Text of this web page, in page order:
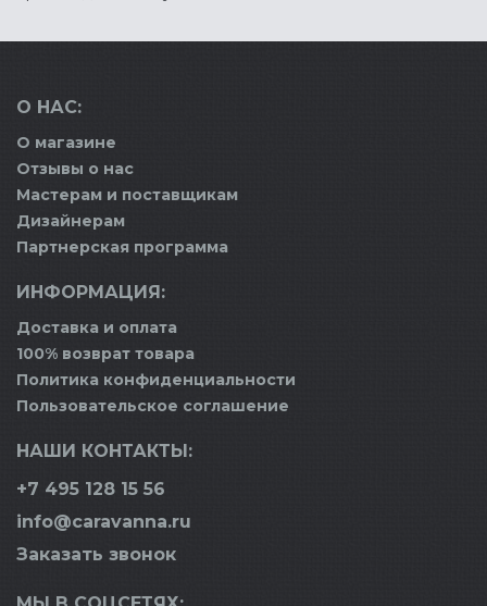
О НАС:
О магазине
Отзывы о нас
Мастерам и поставщикам
Дизайнерам
Партнерская программа
ИНФОРМАЦИЯ:
Доставка и оплата
100% возврат товара
Политика конфиденциальности
Пользовательское соглашение
НАШИ КОНТАКТЫ:
+7 495 128 15 56
info@caravanna.ru
Заказать звонок